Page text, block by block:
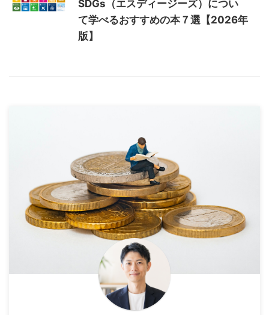
SDGs（エスディージーズ）につい
て学べるおすすめの本７選【2026年
版】